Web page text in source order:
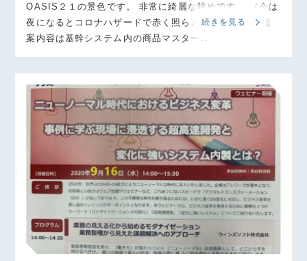
OASIS２１の景色です。 非常に綺麗な眺めです。 （今は
夜になるとコロナハザードで赤く照らされる様です） 提
案内容は基幹システム内の商品マスター…
続きを見る